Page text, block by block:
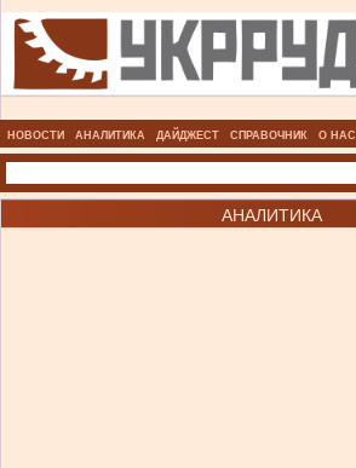
НОВОСТИ АНАЛИТИКА ДАЙДЖЕСТ СПРАВОЧНИК О НАС
АНАЛИТИКА